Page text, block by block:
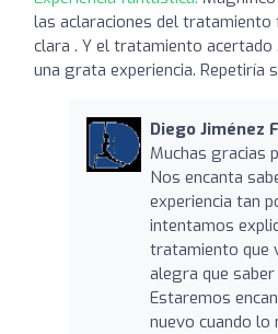
las aclaraciones del
clara . Y el tratamiento acertado
una grata experiencia. Repetiría
Diego Jiménez
Muchas gracias
Nos encanta
experiencia tan
intentamos
tratamiento que
alegra que
Estaremos
nuevo cuando lo